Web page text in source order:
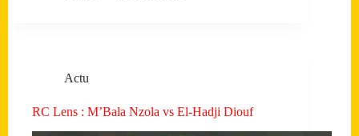
Actu
RC Lens : M’Bala Nzola vs El-Hadji Diouf